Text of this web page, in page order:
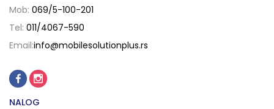
Mob: 069/5-100-201
Tel: 011/4067-590
Email:info@mobilesolutionplus.rs
NALOG